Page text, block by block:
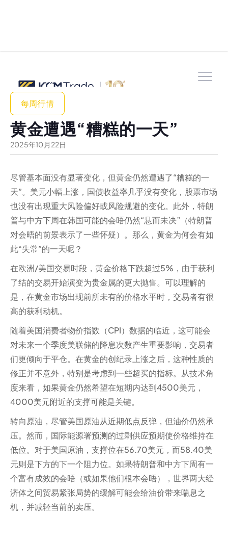
每周行情
黄金遭遇“糟糕的一天”
2025年10 月 22日
尽管基本面没有显著变化，但黄金仍然遭遇了“糟糕的一
天”。美元小幅上涨，国债收益率几乎没有变化，股票市场
也没有出现重大风险偏好或风险规避的变化。此外，特朗
普与中方下周在韩国可能的会晤仍然“悬而未决”（特朗普
对会晤的前景表示了一些怀疑）。那么，黄金为何会有如
此“失常”的一天呢？
在欧洲/美国交易时段，黄金价格下跌超过5%，由于获利
了结的交易开始演变为贵金属的更大抛售。可以理解的
是，在黄金市场出现前所未有的价格水平时，交易者有很
高的获利动机。
随着美国消费者物价指数（CPI）数据的临近，这可能会
对未来一个季度美联储的降息次数产生重要影响，交易者
们更倾向于平仓。在黄金的创纪录上涨之后，这种性质的
修正并不意外，特别是考虑到一些超买的指标。从技术角
度来看，如果黄金仍然希望在短期内达到4500美元，
4000美元附近的支撑可能是关键。
转向原油，尽管美国原油从近期低点反弹，但油价仍然承
压。然而，国际能源署预测的过剩供应预期使价格维持在
低位。对于美国原油，支撑位在56.70美元，而58.40美
元则是下方的下一个阻力位。如果特朗普和中方下周有一
个富有成效的会晤（或如果他们根本会晤），世界两大经
济体之间贸易紧张局势的缓解可能会给油价带来喘息之
机，并减轻当前的卖压。